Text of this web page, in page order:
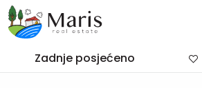
Zadnje posjećeno